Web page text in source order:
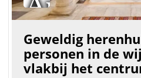
Geweldig
personen in de
vlakbij het